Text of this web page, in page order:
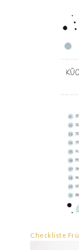
Checkliste